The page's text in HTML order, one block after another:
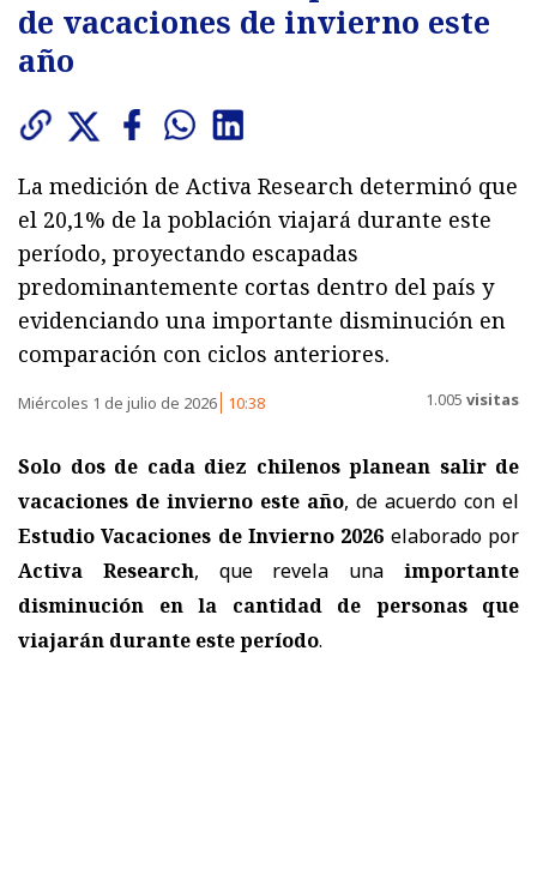
de vacaciones de invierno este
año
La medición de Activa Research determinó que
el 20,1% de la población viajará durante este
período, proyectando escapadas
predominantemente cortas dentro del país y
evidenciando una importante disminución en
comparación con ciclos anteriores.
Miércoles 1 de julio de 2026 10:38 1.005 visitas
Solo dos de cada diez chilenos planean salir de
vacaciones de invierno este año, de acuerdo con el
Estudio Vacaciones de Invierno 2026 elaborado por
Activa Research, que revela unaimportante
disminución en la cantidad de personas que
viajarán durante este período.